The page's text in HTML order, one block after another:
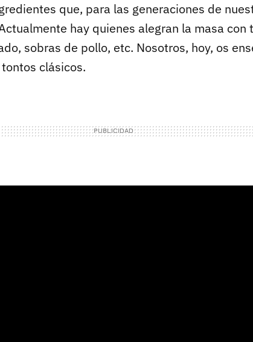
que, para las generaciones de
hay quienes alegran la masa con
sobras de pollo, etc. Nosotros, hoy, os
clásicos.